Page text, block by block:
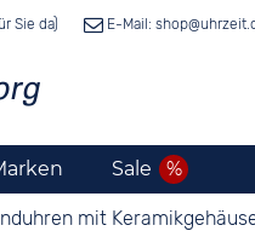
E-Mail: shop@
Sale
mit